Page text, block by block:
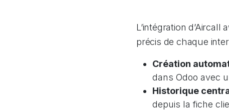
L’intégration
précis de chaque
Création
dans Odoo avec
Historique
depuis la fiche